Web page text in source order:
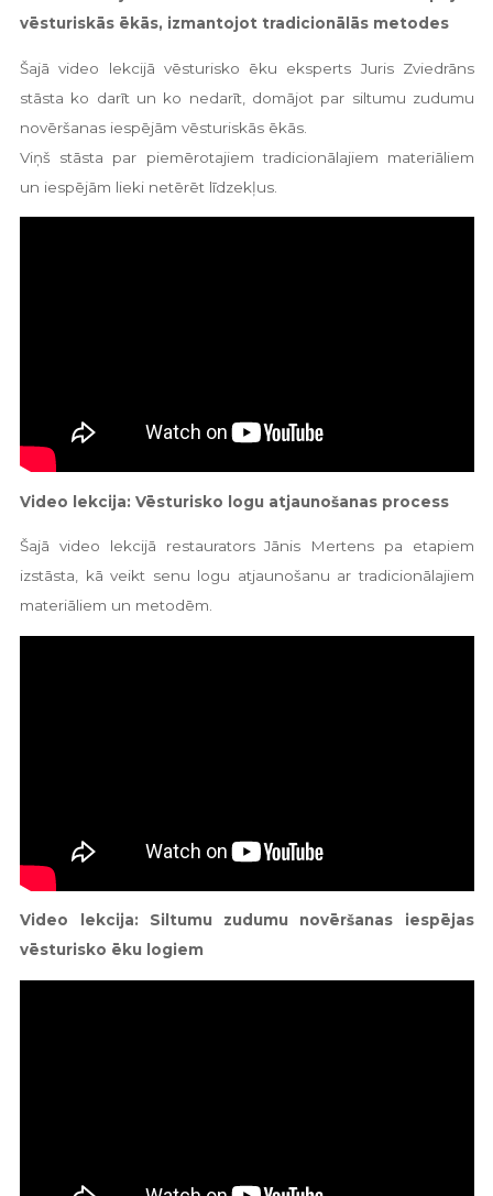
vēsturiskās ēkās, izmantojot tradicionālās metodes
Šajā video lekcijā vēsturisko ēku eksperts Juris Zviedrāns
stāsta ko darīt un ko nedarīt, domājot par siltumu zudumu
novēršanas iespējām vēsturiskās ēkās.
Viņš stāsta par piemērotajiem tradicionālajiem materiāliem
un iespējām lieki netērēt līdzekļus.
Video lekcija: Vēsturisko logu atjaunošanas process
Šajā video lekcijā restaurators Jānis Mertens pa etapiem
izstāsta, kā veikt senu logu atjaunošanu ar tradicionālajiem
materiāliem un metodēm.
Video lekcija: Siltumu zudumu novēršanas iespējas
vēsturisko ēku logiem